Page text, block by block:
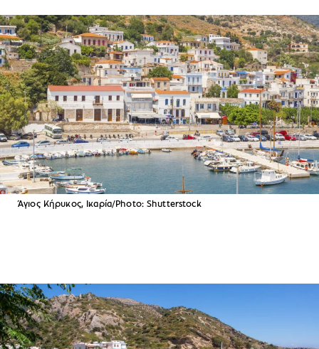
Άγιος Κήρυκος, Ικαρία/Photo: Shutterstock